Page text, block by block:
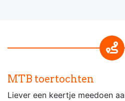
MTB toertochten
Liever een keertje meedoen